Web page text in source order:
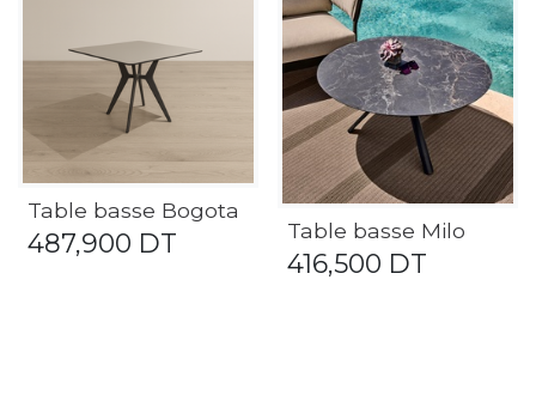
Table basse Bogota
487,900 DT Table basse Milo
416,500 DT